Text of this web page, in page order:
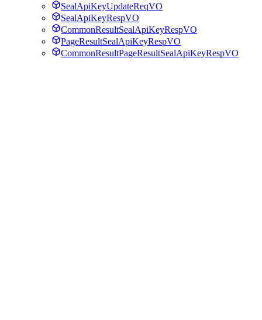
SealApiKeyUpdateReqVO
SealApiKeyRespVO
CommonResultSealApiKeyRespVO
PageResultSealApiKeyRespVO
CommonResultPageResultSealApiKeyRespVO